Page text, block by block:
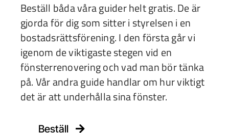
Beställ båda våra guider helt gratis. De är
gjorda för dig som sitter i styrelsen i en
bostadsrättsförening. I den första går vi
igenom de viktigaste stegen vid en
fönsterrenovering och vad man bör tänka
på. Vår andra guide handlar om hur viktigt
det är att underhålla sina fönster.
Beställ